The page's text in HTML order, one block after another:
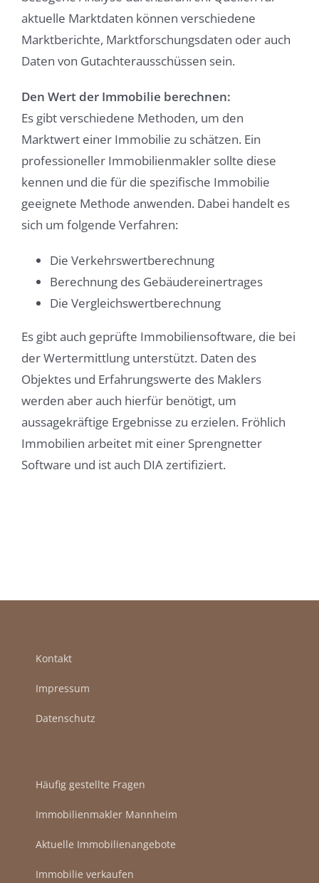
aktuelle Marktdaten können verschiedene
Marktberichte, Marktforschungsdaten oder auch
Daten von Gutachterausschüssen sein.
Den Wert der Immobilie berechnen:
Es gibt verschiedene Methoden, um den
Marktwert einer Immobilie zu schätzen. Ein
professioneller Immobilienmakler sollte diese
kennen und die für die spezifische Immobilie
geeignete Methode anwenden. Dabei handelt es
sich um folgende Verfahren:
Die Verkehrswertberechnung
Berechnung des Gebäudereinertrages
Die Vergleichswertberechnung
Es gibt auch geprüfte Immobiliensoftware, die bei
der Wertermittlung unterstützt. Daten des
Objektes und Erfahrungswerte des Maklers
werden aber auch hierfür benötigt, um
aussagekräftige Ergebnisse zu erzielen. Fröhlich
Immobilien arbeitet mit einer Sprengnetter
Software und ist auch DIA zertifiziert.
Kontakt
Impressum
Datenschutz
Häufig gestellte Fragen
Immobilienmakler Mannheim
Aktuelle Immobilienangebote
Immobilie verkaufen